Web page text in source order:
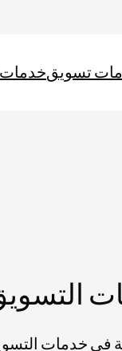
تسويق
خدمات